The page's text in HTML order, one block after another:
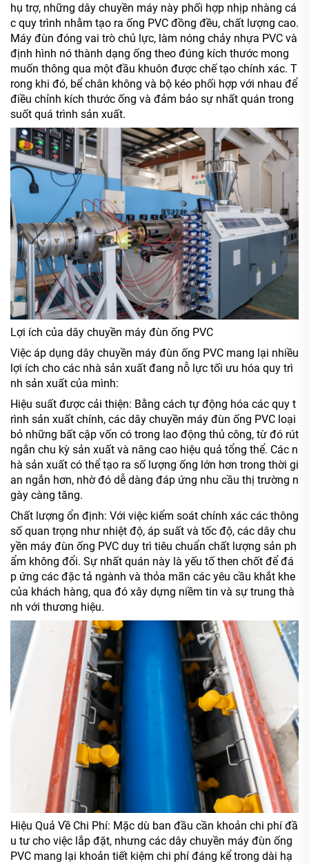
hụ trợ, những dây chuyền máy này phối hợp nhịp nhàng cá
c quy trình nhằm tạo ra ống PVC đồng đều, chất lượng cao.
Máy đùn đóng vai trò chủ lực, làm nóng chảy nhựa PVC và
định hình nó thành dạng ống theo đúng kích thước mong
muốn thông qua một đầu khuôn được chế tạo chính xác. T
rong khi đó, bể chân không và bộ kéo phối hợp với nhau để
điều chỉnh kích thước ống và đảm bảo sự nhất quán trong
suốt quá trình sản xuất.
Lợi ích của dây chuyền máy đùn ống PVC
Việc áp dụng dây chuyền máy đùn ống PVC mang lại nhiều
lợi ích cho các nhà sản xuất đang nỗ lực tối ưu hóa quy trì
nh sản xuất của mình:
Hiệu suất được cải thiện: Bằng cách tự động hóa các quy t
rình sản xuất chính, các dây chuyền máy đùn ống PVC loại
bỏ những bất cập vốn có trong lao động thủ công, từ đó rút
ngắn chu kỳ sản xuất và nâng cao hiệu quả tổng thể. Các n
hà sản xuất có thể tạo ra số lượng ống lớn hơn trong thời gi
an ngắn hơn, nhờ đó dễ dàng đáp ứng nhu cầu thị trường n
gày càng tăng.
Chất lượng ổn định: Với việc kiểm soát chính xác các thông
số quan trọng như nhiệt độ, áp suất và tốc độ, các dây chu
yền máy đùn ống PVC duy trì tiêu chuẩn chất lượng sản ph
ẩm không đổi. Sự nhất quán này là yếu tố then chốt để đá
p ứng các đặc tả ngành và thỏa mãn các yêu cầu khắt khe
của khách hàng, qua đó xây dựng niềm tin và sự trung thà
nh với thương hiệu.
Hiệu Quả Về Chi Phí: Mặc dù ban đầu cần khoản chi phí đầ
u tư cho việc lắp đặt, nhưng các dây chuyền máy đùn ống
PVC mang lại khoản tiết kiệm chi phí đáng kể trong dài hạ